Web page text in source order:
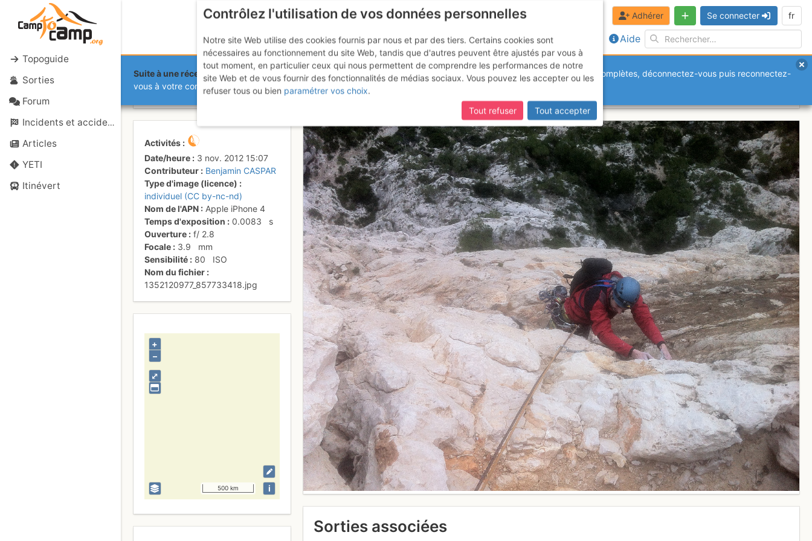
Topoguide
Sorties
Forum
Incidents et accidents
Articles
YETI
Itinévert
Aide
Adhérer Se connecter fr
Suite à une récente et importante mise à jour du site,si certaines pages ne sont plus accessibles, manquantes ou incomplètes, déconnectez-vous puis reconnectez-
vous à votre compte sur le site.
Fin de L6
Activités
Date/heure
3 nov. 2012 15:07
Contributeur
Benjamin CASPAR
Type d'image (licence)
individuel (CC by-nc-nd)
Nom de l'APN
Apple iPhone 4
Temps d'exposition
0.0083
s
Ouverture
f/2.8
Focale
3.9
mm
Sensibilité
80
ISO
Nom du fichier
1352120977_857733418.jpg
⤢
+
–
500 km i
Sorties associées
Contrôlez l'utilisation de vos données personnelles
Notre site Web utilise des cookies fournis par nous et par des tiers. Certains cookies sont
nécessaires au fonctionnement du site Web, tandis que d'autres peuvent être ajustés par vous à
tout moment, en particulier ceux qui nous permettent de comprendre les performances de notre
site Web et de vous fournir des fonctionnalités de médias sociaux. Vous pouvez les accepter ou les
refuser tous ou bien paramétrer vos choix.
Tout refuser
Tout accepter